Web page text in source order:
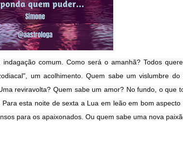
comum. Como será o amanhã? Todos
um acolhimento. Quem sabe um vislumbre do
reviravolta? Quem sabe um amor? No fundo, o que
esta noite de sexta a Lua em leão em bom aspecto
para os apaixonados. Ou quem sabe uma nova